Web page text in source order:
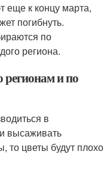
еще к концу марта,
погибнуть.
по
региона.
регионам и по
в
высаживать
то цветы будут плохо